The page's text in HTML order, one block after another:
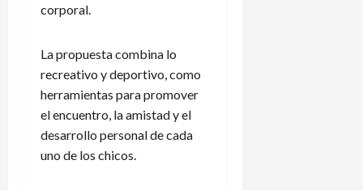
corporal.
La propuesta combina lo
recreativo y deportivo, como
herramientas para promover
el encuentro, la amistad y el
desarrollo personal de cada
uno de los chicos.